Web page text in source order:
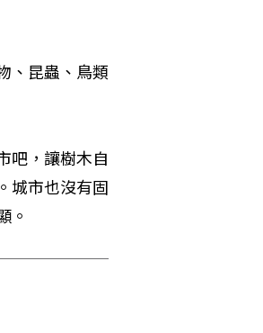
、昆蟲、鳥類
吧，讓樹木自
城市也沒有固
。